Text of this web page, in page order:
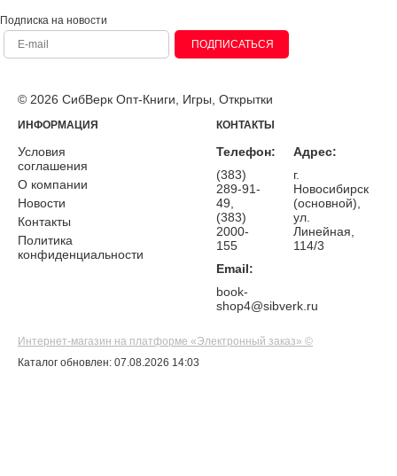
Подписка на новости
ПОДПИСАТЬСЯ
© 2026 СибВерк Опт-Книги, Игры, Открытки
ИНФОРМАЦИЯ
Условия
соглашения
О компании
Новости
Контакты
Политика
конфиденциальности
КОНТАКТЫ
Телефон:
(383)
289-91-
49,
(383)
2000-
155
Email:
book-
shop4@sibverk.ru
Адрес:
г.
Новосибирск
(основной),
ул.
Линейная,
114/3
Интернет-магазин на платформе «Электронный заказ» ©
Каталог обновлен: 07.08.2026 14:03